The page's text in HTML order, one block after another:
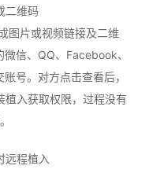
二维码
图片或视频链接及二维
信、QQ、Facebook、
号。对方点击查看后，
植入获取权限，过程没有
远程植入